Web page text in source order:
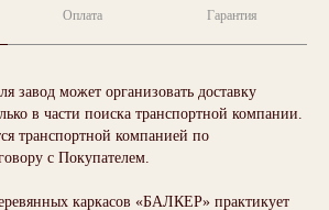
Оплата Гарантия
завод может организовать доставку
в части поиска транспортной компании.
транспортной компанией по
с Покупателем.
каркасов «БАЛКЕР» практикует